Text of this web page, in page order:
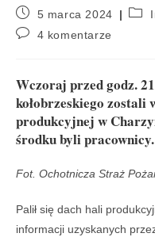
5 marca 2024
4 komentarze
Wczoraj przed godz.
kołobrzeskiego zostali
produkcyjnej w
środku byli pracownicy.
Fot. Ochotnicza Straż
Palił się dach hali
informacji uzyskanych